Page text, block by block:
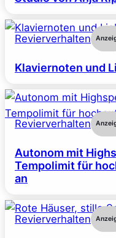
Revierverhalten
Klaviernoten und
Revierverhalten
Autonom mit
Tempolimit für
an
Revierverhalten